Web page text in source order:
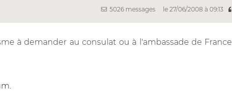
5026 messages le 27/06/2008 à 09:13
à demander au consulat ou à l'ambassade de France